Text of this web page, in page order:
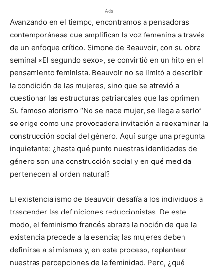
Ads
Avanzando en el tiempo, encontramos a pensadoras
contemporáneas que amplifican la voz femenina a través
de un enfoque crítico. Simone de Beauvoir, con su obra
seminal «El segundo sexo», se convirtió en un hito en el
pensamiento feminista. Beauvoir no se limitó a describir
la condición de las mujeres, sino que se atrevió a
cuestionar las estructuras patriarcales que las oprimen.
Su famoso aforismo “No se nace mujer, se llega a serlo”
se erige como una provocadora invitación a reexaminar la
construcción social del género. Aquí surge una pregunta
inquietante: ¿hasta qué punto nuestras identidades de
género son una construcción social y en qué medida
pertenecen al orden natural?
El existencialismo de Beauvoir desafía a los individuos a
trascender las definiciones reduccionistas. De este
modo, el feminismo francés abraza la noción de que la
existencia precede a la esencia; las mujeres deben
definirse a sí mismas y, en este proceso, replantear
nuestras percepciones de la feminidad. Pero, ¿qué